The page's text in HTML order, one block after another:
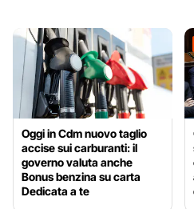
Oggi in Cdm nuovo taglio
accise sui carburanti: il
governo valuta anche
Bonus benzina su carta
Dedicata a te